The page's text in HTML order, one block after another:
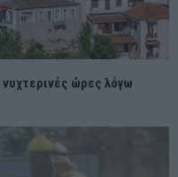
ώρες λόγω